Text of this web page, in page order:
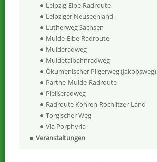
Leipzig-Elbe-Radroute
Leipziger Neuseenland
Lutherweg Sachsen
Mulde-Elbe-Radroute
Mulderadweg
Muldetalbahnradweg
Ökumenischer Pilgerweg (Jakobsweg)
Parthe-Mulde-Radroute
Pleißeradweg
Radroute Kohren-Rochlitzer-Land
Torgischer Weg
Via Porphyria
Veranstaltungen